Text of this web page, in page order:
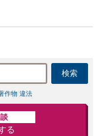
様の話を丁寧にう
を正確に読み取り
ます。【東京都在
住以外の方も対
応】
検索
作物 違法
る